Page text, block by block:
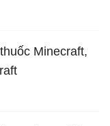
Minecraft,